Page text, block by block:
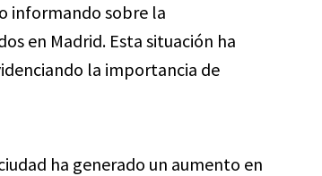
informando sobre la
en Madrid. Esta situación ha
la importancia de
ha generado un aumento en